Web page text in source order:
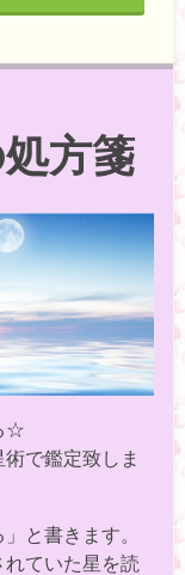
方箋
☆
で鑑定致しま
と書きます。
ていた星を読